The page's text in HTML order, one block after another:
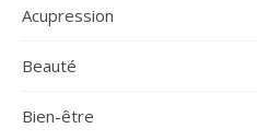
Acupression
Beauté
Bien-être